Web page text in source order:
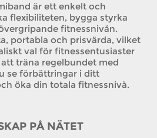
är ett enkelt och
flexibiliteten, bygga styrka
fitnessnivån.
portabla och prisvärda, vilket
val för fitnessentusiaster
träna regelbundet med
se förbättringar i ditt
öka din totala fitnessnivå.
PÅ NÄTET